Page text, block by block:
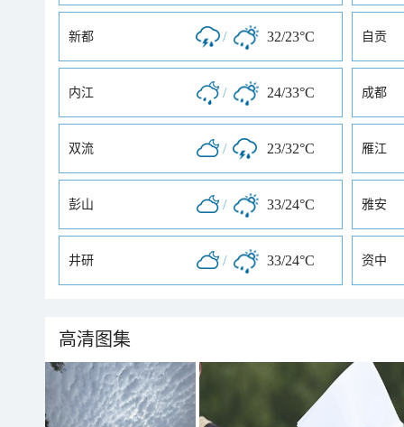
新都 / 32/23°C 自贡
内江 / 24/33°C 成都
双流 / 23/32°C 雁江
彭山 / 33/24°C 雅安
井研 / 33/24°C 资中
高清图集